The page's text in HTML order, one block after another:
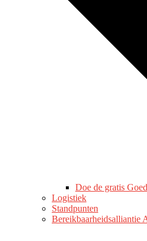
Doe de gratis
Logistiek
Standpunten
Bereikbaarheidsalliantie